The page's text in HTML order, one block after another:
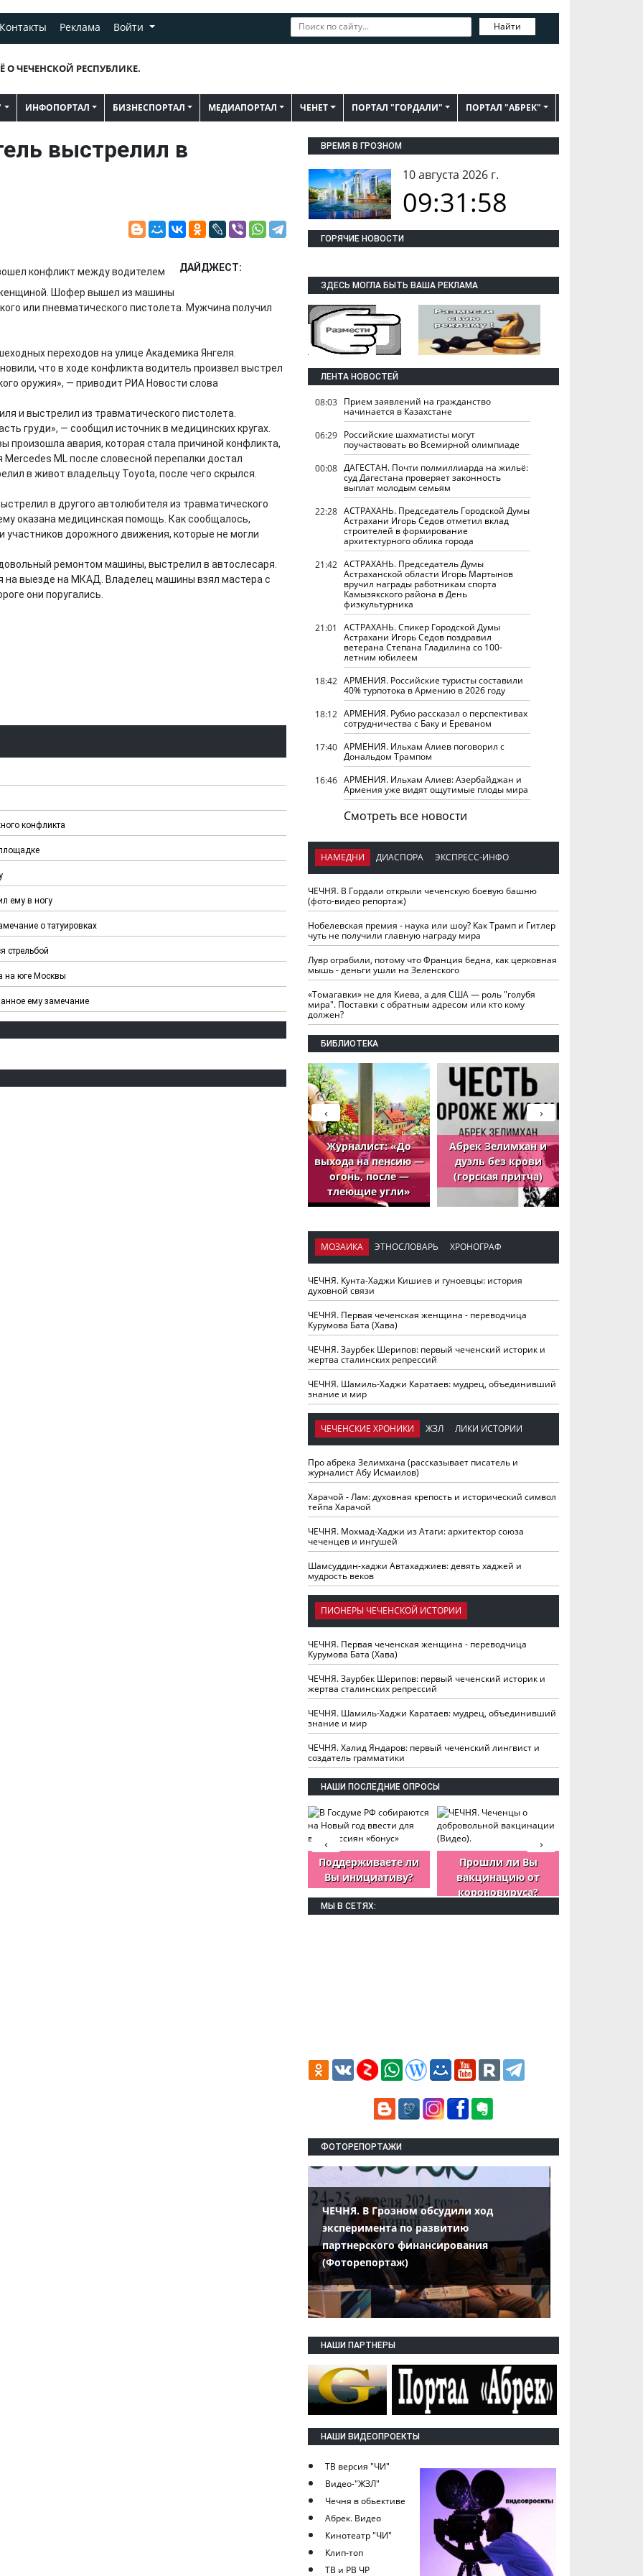
Контакты Реклама Войти Найти
О ЧЕЧЕНСКОЙ РЕСПУБЛИКЕ.
ИНФОПОРТАЛ БИЗНЕСПОРТАЛ МЕДИАПОРТАЛ ЧЕНЕТ ПОРТАЛ "ГОРДАЛИ" ПОРТАЛ "АБРЕК"
выстрелил в
ДАЙДЖЕСТ:
конфликт между водителем
Шофер вышел из машины
или пневматического пистолета. Мужчина получил
переходов на улице Академика Янгеля.
что в ходе конфликта водитель произвел выстрел
оружия», — приводит РИА Новости слова
и выстрелил из травматического пистолета.
груди», — сообщил источник в медицинских кругах.
произошла авария, которая стала причиной конфликта,
ML после словесной перепалки достал
в живот владельцу Toyota, после чего скрылся.
в другого автолюбителя из травматического
оказана медицинская помощь. Как сообщалось,
участников дорожного движения, которые не могли
ремонтом машины, выстрелил в автослесаря.
на выезде на МКАД. Владелец машины взял мастера с
они поругались.
конфликта
ему в ногу
о татуировках
стрельбой
на юге Москвы
ему замечание
ВРЕМЯ В ГРОЗНОМ
10 августа 2026 г.
09:31:59
ГОРЯЧИЕ НОВОСТИ
ЗДЕСЬ МОГЛА БЫТЬ ВАША РЕКЛАМА
ЛЕНТА НОВОСТЕЙ
08:03 Прием заявлений на гражданство
начинается в Казахстане
06:29 Российские шахматисты могут
поучаствовать во Всемирной олимпиаде
00:08 ДАГЕСТАН. Почти полмиллиарда на жильё:
суд Дагестана проверяет законность
выплат молодым семьям
22:28 АСТРАХАНЬ. Председатель Городской Думы
Астрахани Игорь Седов отметил вклад
строителей в формирование
архитектурного облика города
21:42 АСТРАХАНЬ. Председатель Думы
Астраханской области Игорь Мартынов
вручил награды работникам спорта
Камызякского района в День
физкультурника
21:01
АСТРАХАНЬ. Спикер Городской Думы
Астрахани Игорь Седов поздравил
ветерана Степана Гладилина со 100-
летним юбилеем
18:42 АРМЕНИЯ. Российские туристы составили
40% турпотока в Армению в 2026 году
18:12 АРМЕНИЯ. Рубио рассказал о перспективах
сотрудничества с Баку и Ереваном
17:40 АРМЕНИЯ. Ильхам Алиев поговорил с
Дональдом Трампом
16:46 АРМЕНИЯ. Ильхам Алиев: Азербайджан и
Армения уже видят ощутимые плоды мира
Смотреть все новости
НАМЕДНИ ДИАСПОРА ЭКСПРЕСС-ИНФО
ЧЕЧНЯ. В Гордали открыли чеченскую боевую башню
(фото-видео репортаж)
Нобелевская премия - наука или шоу? Как Трамп и Гитлер
чуть не получили главную награду мира
Лувр ограбили, потому что Франция бедна, как церковная
мышь - деньги ушли на Зеленского
«Томагавки» не для Киева, а для США — роль "голубя
мира". Поставки с обратным адресом или кто кому
должен?
БИБЛИОТЕКА
Журналист: «До
выхода на пенсию —
огонь, после —
тлеющие угли»
Абрек Зелимхан и
дуэль без крови
(горская притча)
›
‹
МОЗАИКА ЭТНОСЛОВАРЬ ХРОНОГРАФ
ЧЕЧНЯ. Кунта-Хаджи Кишиев и гуноевцы: история
духовной связи
ЧЕЧНЯ. Первая чеченская женщина - переводчица
Курумова Бата (Хава)
ЧЕЧНЯ. Заурбек Шерипов: первый чеченский историк и
жертва сталинских репрессий
ЧЕЧНЯ. Шамиль-Хаджи Каратаев: мудрец, объединивший
знание и мир
ЧЕЧЕНСКИЕ ХРОНИКИ ЖЗЛ ЛИКИ ИСТОРИИ
Про абрека Зелимхана (рассказывает писатель и
журналист Абу Исмаилов)
Харачой - Лам: духовная крепость и исторический символ
тейпа Харачой
ЧЕЧНЯ. Мохмад-Хаджи из Атаги: архитектор союза
чеченцев и ингушей
Шамсуддин-хаджи Автахаджиев: девять хаджей и
мудрость веков
ПИОНЕРЫ ЧЕЧЕНСКОЙ ИСТОРИИ
ЧЕЧНЯ. Первая чеченская женщина - переводчица
Курумова Бата (Хава)
ЧЕЧНЯ. Заурбек Шерипов: первый чеченский историк и
жертва сталинских репрессий
ЧЕЧНЯ. Шамиль-Хаджи Каратаев: мудрец, объединивший
знание и мир
ЧЕЧНЯ. Халид Яндаров: первый чеченский лингвист и
создатель грамматики
НАШИ ПОСЛЕДНИЕ ОПРОСЫ
Поддерживаете ли
Вы инициативу?
Прошли ли Вы
вакцинацию от
короновируса?
›
‹
МЫ В СЕТЯХ:
ФОТОРЕПОРТАЖИ
ЧЕЧНЯ. В Грозном обсудили ход
эксперимента по развитию
партнерского финансирования
(Фоторепортаж)
НАШИ ПАРТНЕРЫ
НАШИ ВИДЕОПРОЕКТЫ
ТВ версия "ЧИ"
Видео-"ЖЗЛ"
Чечня в обьективе
Абрек. Видео
Кинотеатр "ЧИ"
Клип-топ
ТВ и РВ ЧР